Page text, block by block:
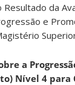
da
e
a
Nível 4 para